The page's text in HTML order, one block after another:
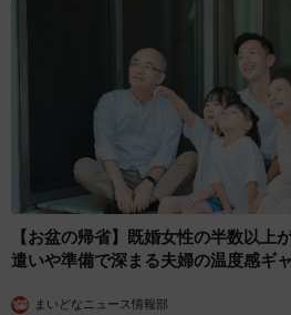
【お盆の帰省】既婚女性の半数以
遣いや準備で深まる夫婦の温度感ギ
まいどなニュース情報部